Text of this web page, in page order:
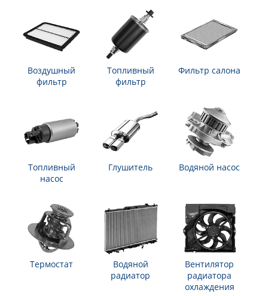
Воздушный
фильтр
Топливный
фильтр
Фильтр салона
Топливный
насос
Глушитель Водяной насос
Термостат
Водяной
радиатор
Вентилятор
радиатора
охлаждения